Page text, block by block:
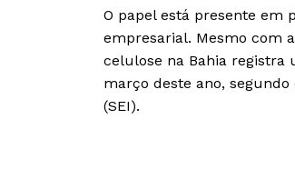
O papel está presente em
empresarial. Mesmo com
celulose na Bahia registra
março deste ano,
(SEI).